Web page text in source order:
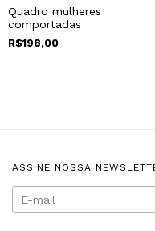
Quadro mulheres
comportadas
R$198,00
ASSINE NOSSA